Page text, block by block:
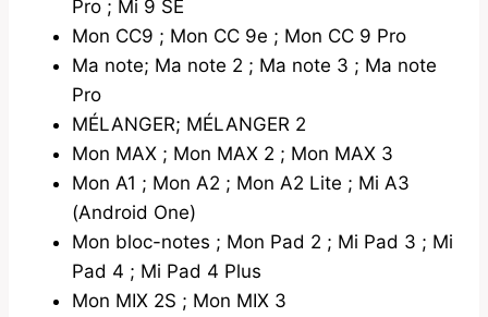
Pro ; Mi 9 SE
Mon CC9 ; Mon CC 9e ; Mon CC 9 Pro
Ma note; Ma note 2 ; Ma note 3 ; Ma note
Pro
MÉLANGER; MÉLANGER 2
Mon MAX ; Mon MAX 2 ; Mon MAX 3
Mon A1 ; Mon A2 ; Mon A2 Lite ; Mi A3
(Android One)
Mon bloc-notes ; Mon Pad 2 ; Mi Pad 3 ; Mi
Pad 4 ; Mi Pad 4 Plus
Mon MIX 2S ; Mon MIX 3